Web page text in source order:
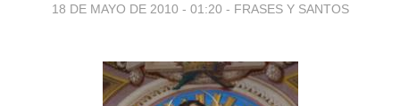
18 DE MAYO DE 2010 - 01:20 - FRASES Y SANTOS